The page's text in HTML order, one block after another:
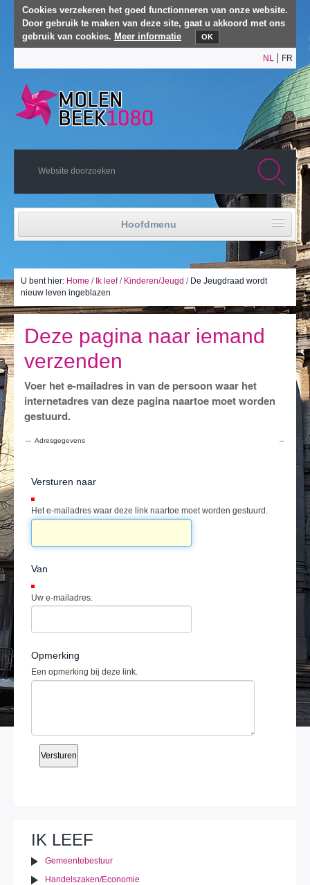
Cookies verzekeren het goed functionneren van onze website.
Door gebruik te maken van deze site, gaat u akkoord met ons
gebruik van cookies. Meer informatie OK
NL FR
Hoofdmenu
Politiek leven
Ik leef
Ik bezoek
Publicaties
Actualiteiten
U bent hier: Home / Ik leef / Kinderen/Jeugd / De Jeugdraad wordt
nieuw leven ingeblazen
Deze pagina naar iemand
verzenden
Voer het e-mailadres in van de persoon waar het
internetadres van deze pagina naartoe moet worden
gestuurd.
Adresgegevens
Versturen naar
Het e-mailadres waar deze link naartoe moet worden gestuurd.
Van
Uw e-mailadres.
Opmerking
Een opmerking bij deze link.
IK LEEF
Gemeentebestuur
Handelszaken/Economie